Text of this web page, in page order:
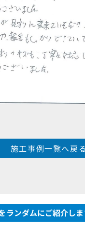
区 富塚町 I様邸
施工事例一覧へ戻る
ランダムにご紹介し